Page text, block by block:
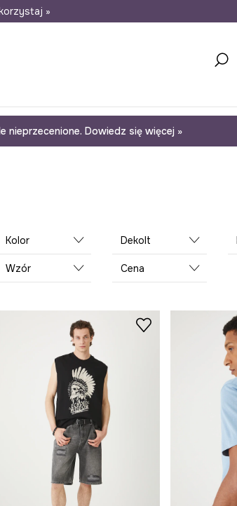
30 dni na zwrot
»
nieprzecenione. Dowiedz się więcej »
Kolor Dekolt
Wzór Cena